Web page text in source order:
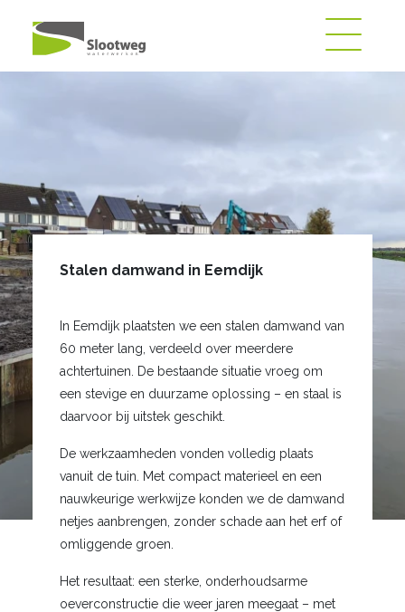
Stalen damwand in Eemdijk
In Eemdijk plaatsten we een stalen damwand van
60 meter lang, verdeeld over meerdere
achtertuinen. De bestaande situatie vroeg om
een stevige en duurzame oplossing – en staal is
daarvoor bij uitstek geschikt.
De werkzaamheden vonden volledig plaats
vanuit de tuin. Met compact materieel en een
nauwkeurige werkwijze konden we de damwand
netjes aanbrengen, zonder schade aan het erf of
omliggende groen.
Het resultaat: een sterke, onderhoudsarme
oeverconstructie die weer jaren meegaat – met